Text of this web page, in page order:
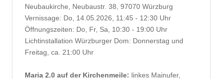
Neubaukirche, Neubaustr. 38, 97070 Würzburg
Vernissage: Do, 14.05.2026, 11:45 - 12:30 Uhr
Öffnungszeiten: Do, Fr, Sa, 10:30 - 19:00 Uhr
Lichtinstallation Würzburger Dom: Donnerstag und
Freitag, ca. 21:00 Uhr
Maria 2.0 auf der Kirchenmeile: linkes Mainufer,